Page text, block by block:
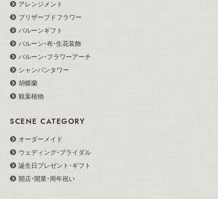
アレンジメント
プリザーブドフラワー
バルーンギフト
バルーン・布・生花装飾
バルーン・フラワーアーチ
シャンパンタワー
胡蝶蘭
観葉植物
SCENE CATEGORY
オーダーメイド
ウェディング・ブライダル
誕生日プレゼント・ギフト
開店・開業・周年祝い